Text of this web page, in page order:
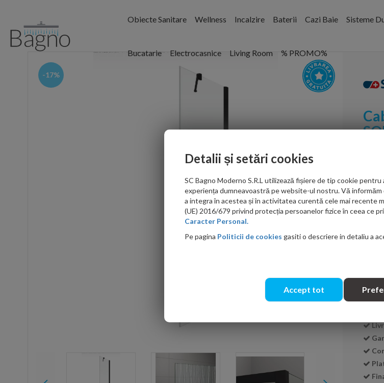
Obiecte Sanitare Wellness Incalzire Baterii Cazi Baie Sisteme
Bucatarie Electrocasnice Living Room % PROMO%
-17%
PRP:
Detalii și setări cookies
SC Bagno Moderno S.R.L utilizează fișiere de tip cookie
experiența dumneavoastră pe website-ul nostru. Vă
a integra în acestea și în activitatea curentă cele mai recente
(UE) 2016/679 privind protecția persoanelor fizice în ceea ce
Caracter Personal.
Pe pagina Politicii de cookies gasiti o descriere in detaliu a
Accept tot